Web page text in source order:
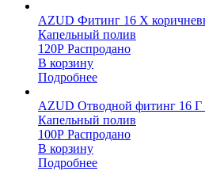
AZUD Фитинг 16 Х
Капельный полив
120Р Распродано
В корзину
Подробнее
AZUD Отводной фитинг 16 Г
Капельный полив
100Р Распродано
В корзину
Подробнее